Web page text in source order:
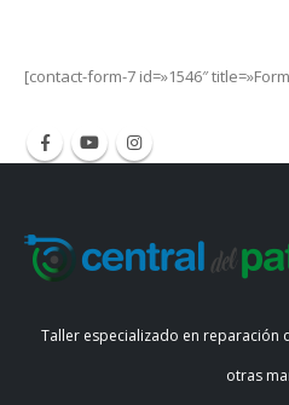
[contact-form-7 id=»1546″
Taller especializado en reparación
otras